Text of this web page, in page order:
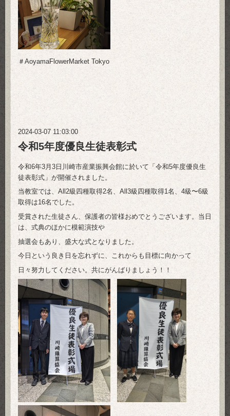
＃AoyamaFlowerMarket Tokyo
2024-03-07 11:03:00
令和5年度優良生徒表彰式
令和6年3月3日川崎市産業振興会館に於いて「令和5年度優良生
徒表彰式」が開催されました。
当教室では、All2級四種取得2名、All3級四種取得1名、4級〜6級
取得は16名でした。
受賞された生徒さん、保護者の皆様おめでとうございます。当日
は、式典のほかに模範演技や
抽選会もあり、盛大な式となりました。
今日という良き日を忘れずに、これからも目標に向かって
日々努力してください。共にがんばりましょう！！